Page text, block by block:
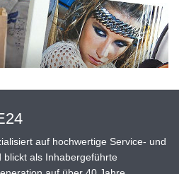
auf hochwertige Service- und
als Inhabergeführte